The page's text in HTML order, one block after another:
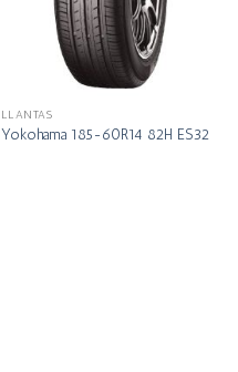
LLANTAS
Yokohama 185-60R14 82H ES32